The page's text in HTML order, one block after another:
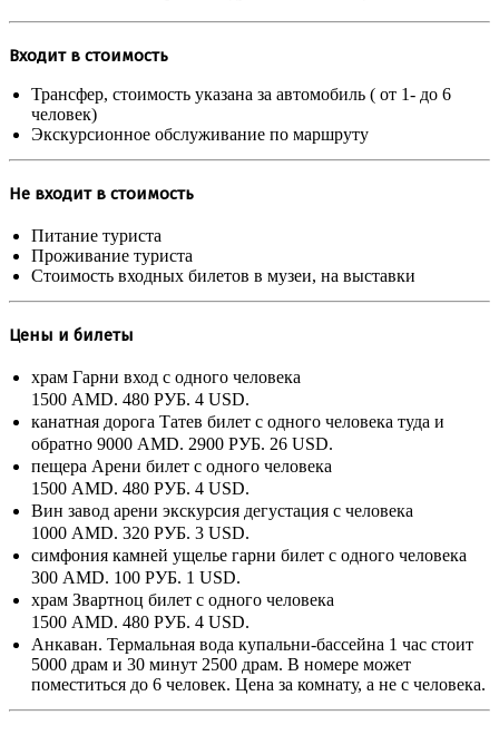
Входит в стоимость
Трансфер, стоимость указана за автомобиль ( от 1- до 6
человек)
Экскурсионное обслуживание по маршруту
Не входит в стоимость
Питание туриста
Проживание туриста
Стоимость входных билетов в музеи, на выставки
Цены и билеты
храм Гарни вход с одного человека
1500 AMD. 480 РУБ. 4 USD.
канатная дорога Татев билет с одного человека туда и
обратно 9000 AMD. 2900 РУБ. 26 USD.
пещера Арени билет с одного человека
1500 AMD. 480 РУБ. 4 USD.
Вин завод арени экскурсия дегустация с человека
1000 AMD. 320 РУБ. 3 USD.
симфония камней ущелье гарни билет с одного человека
300 AMD. 100 РУБ. 1 USD.
храм Звартноц билет с одного человека
1500 AMD. 480 РУБ. 4 USD.
Анкаван. Термальная вода купальни-бассейна 1 час стоит
5000 драм и 30 минут 2500 драм. В номере может
поместиться до 6 человек. Цена за комнату, а не с человека.